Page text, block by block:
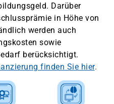
Darüber
in Höhe von
werden auch
sowie
berücksichtigt.
finden Sie hier.